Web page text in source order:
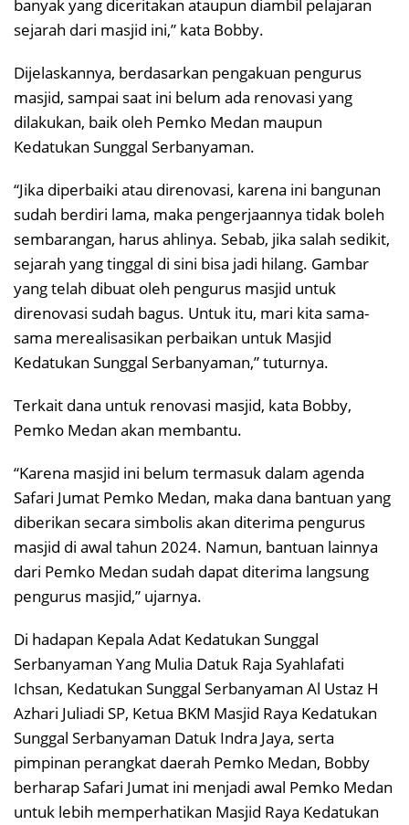
banyak yang diceritakan ataupun diambil pelajaran
sejarah dari masjid ini,” kata Bobby.
Dijelaskannya, berdasarkan pengakuan pengurus
masjid, sampai saat ini belum ada renovasi yang
dilakukan, baik oleh Pemko Medan maupun
Kedatukan Sunggal Serbanyaman.
“Jika diperbaiki atau direnovasi, karena ini bangunan
sudah berdiri lama, maka pengerjaannya tidak boleh
sembarangan, harus ahlinya. Sebab, jika salah sedikit,
sejarah yang tinggal di sini bisa jadi hilang. Gambar
yang telah dibuat oleh pengurus masjid untuk
direnovasi sudah bagus. Untuk itu, mari kita sama-
sama merealisasikan perbaikan untuk Masjid
Kedatukan Sunggal Serbanyaman,” tuturnya.
Terkait dana untuk renovasi masjid, kata Bobby,
Pemko Medan akan membantu.
“Karena masjid ini belum termasuk dalam agenda
Safari Jumat Pemko Medan, maka dana bantuan yang
diberikan secara simbolis akan diterima pengurus
masjid di awal tahun 2024. Namun, bantuan lainnya
dari Pemko Medan sudah dapat diterima langsung
pengurus masjid,” ujarnya.
Di hadapan Kepala Adat Kedatukan Sunggal
Serbanyaman Yang Mulia Datuk Raja Syahlafati
Ichsan, Kedatukan Sunggal Serbanyaman Al Ustaz H
Azhari Juliadi SP, Ketua BKM Masjid Raya Kedatukan
Sunggal Serbanyaman Datuk Indra Jaya, serta
pimpinan perangkat daerah Pemko Medan, Bobby
berharap Safari Jumat ini menjadi awal Pemko Medan
untuk lebih memperhatikan Masjid Raya Kedatukan